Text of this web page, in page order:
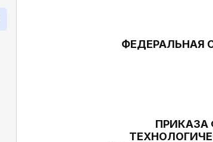
ФЕДЕРАЛЬНАЯ
ПРИКАЗА